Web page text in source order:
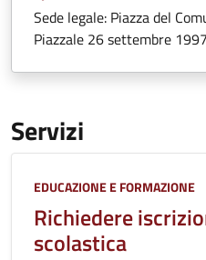
Sede legale: Piazza del
Piazzale 26 settembre 1997
Servizi
Categoria:
EDUCAZIONE E FORMAZIONE
Richiedere
scolastica